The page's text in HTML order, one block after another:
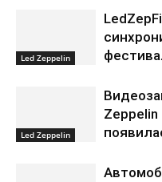
Led Zeppelin
Led Zeppelin
Zeppelin